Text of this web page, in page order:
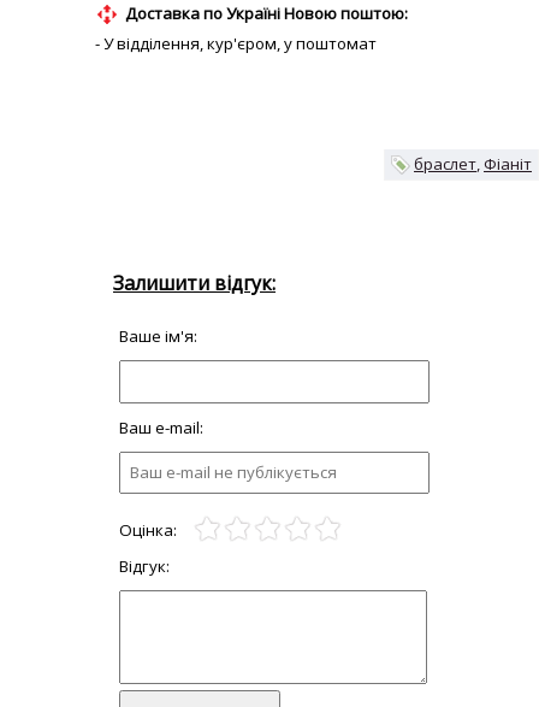
Доставка по Україні Новою поштою:
- У відділення, кур'єром, у поштомат
браслет Фіаніт